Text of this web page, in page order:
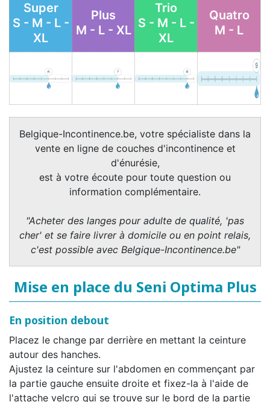
Super
S - M - L -
XL
Plus
M - L - XL
Trio
S - M - L -
XL
Quatro
M - L
Belgique-Incontinence.be, votre spécialiste dans la
vente en ligne de couches d'incontinence et
d'énurésie,
est à votre écoute pour toute question ou
information complémentaire.
"Acheter des langes pour adulte de qualité, 'pas
cher' et se faire livrer à domicile ou en point relais,
c'est possible avec Belgique-Incontinence.be"
Mise en place du Seni Optima Plus
En position debout
Placez le change par derrière en mettant la ceinture
autour des hanches.
Ajustez la ceinture sur l'abdomen en commençant par
la partie gauche ensuite droite et fixez-la à l'aide de
l'attache velcro qui se trouve sur le bord de la partie